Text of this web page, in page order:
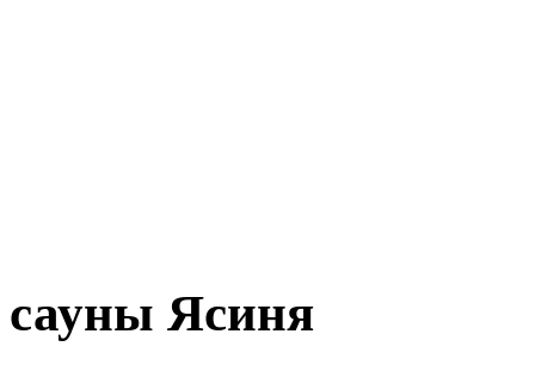
сауны Ясиня